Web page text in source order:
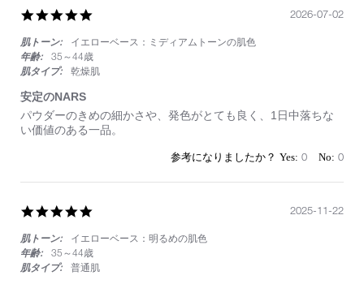
rating
肌トーン:
イエローベース：ミディアムトーンの肌色
年齢:
35～44歳
肌タイプ:
乾燥肌
安定のNARS
Review
by
2026
review
stating
NARS
パウダーのきめの細かさや、発色がとても良く、1日中落ちな
い価値のある一品。
2026-07-02
0 0
rating
肌トーン:
イエローベース：明るめの肌色
年齢:
35～44歳
肌タイプ:
普通肌
2025-11-22